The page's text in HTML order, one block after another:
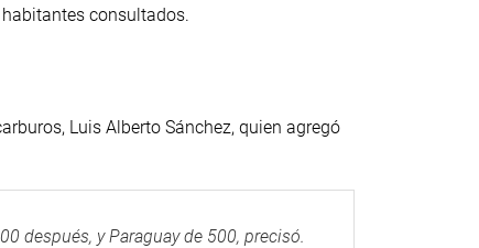
consultados.
Luis Alberto Sánchez, quien agregó
después, y Paraguay de 500, precisó.